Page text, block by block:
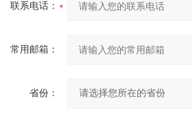
联系电话：
常用邮箱：
省份：